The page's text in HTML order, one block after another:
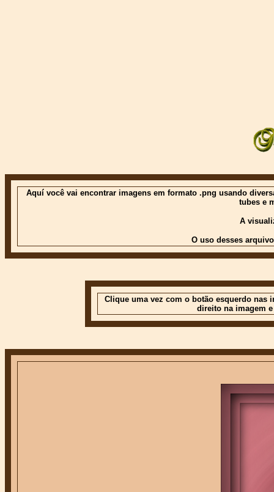
Aquí você vai encontrar imagens em formato .png usando
tubes e
A
O uso desses
Clique uma vez com o botão esquerdo nas
direito na imagem